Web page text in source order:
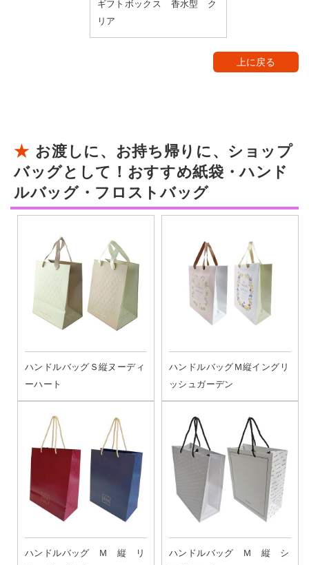
ギフトボックス 香水型 ク
リア
上に戻る
お渡しに、お持ち帰りに、ショップ
バッグとして！おすすめ紙袋・ハンド
ルバッグ・フロストバッグ
ハンドルバッグＳ縦ヌーディ
ーハート
ハンドルバッグＭ縦イングリ
ッシュガーデン
ハンドルバッグ Ｍ 縦 リ
ハンドルバッグ Ｍ 縦 シ